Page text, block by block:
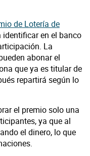
de Lotería de
identificar en el banco
La
abonar el
que ya es titular de
repartirá según lo
el premio solo una
ya que al
el dinero, lo que